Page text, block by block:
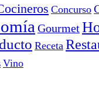
Concurso
Gourmet
Receta
Vino